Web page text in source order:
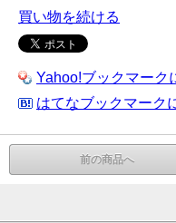
買い物を続ける
Yahoo!ブックマーク
はてなブックマーク
前の商品へ